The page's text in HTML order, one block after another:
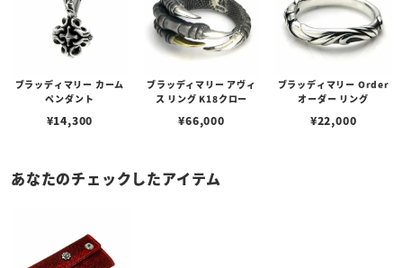
ブラッディマリー カーム
ペンダント
¥14,300
ブラッディマリー アヴィ
ス リング K18クロー
¥66,000
ブラッディマリー Order
オーダー リング
¥22,000
あなたのチェックしたアイテム